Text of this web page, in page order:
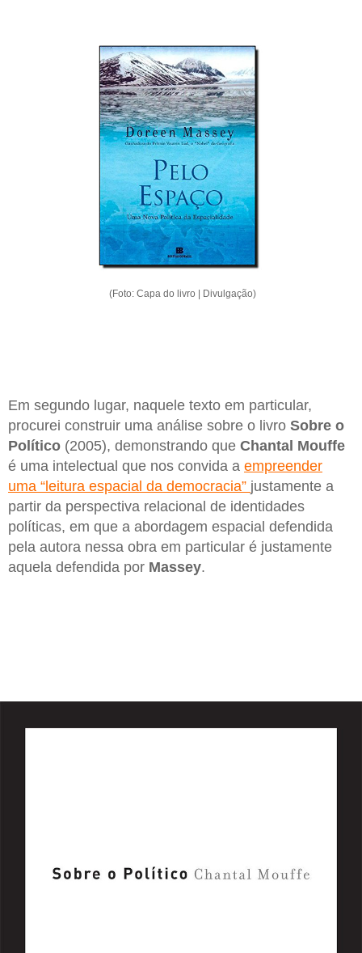
(Foto: Capa do livro | Divulgação)
Em segundo lugar, naquele texto em particular,
procurei construir uma análise sobre o livro Sobre o
Político (2005), demonstrando que Chantal Mouffe
é uma intelectual que nos convida a empreender
uma “leitura espacial da democracia” justamente a
partir da perspectiva relacional de identidades
políticas, em que a abordagem espacial defendida
pela autora nessa obra em particular é justamente
aquela defendida por Massey.